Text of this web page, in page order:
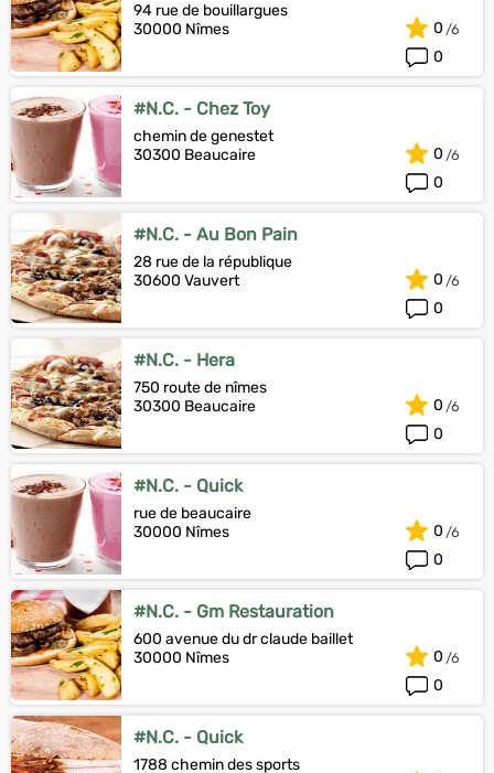
94 rue de bouillargues
30000 Nîmes
0
0
#N.C. - Chez Toy
chemin de genestet
30300 Beaucaire
0
0
#N.C. - Au Bon Pain
28 rue de la république
30600 Vauvert
0
0
#N.C. - Hera
750 route de nîmes
30300 Beaucaire
0
0
#N.C. - Quick
rue de beaucaire
30000 Nîmes
0
0
#N.C. - Gm Restauration
600 avenue du dr claude baillet
30000 Nîmes
0
0
#N.C. - Quick
1788 chemin des sports